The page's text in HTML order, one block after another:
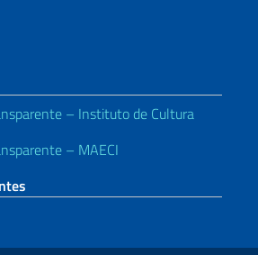
– Instituto de Cultura
– MAECI